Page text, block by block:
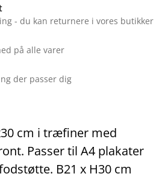
- du kan returnere i vores butikker
på alle varer
der passer dig
cm i træfiner med
Passer til A4 plakater
B21 x H30 cm